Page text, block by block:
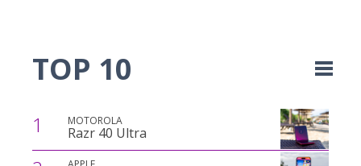
TOP 10
1 MOTOROLA
Razr 40 Ultra